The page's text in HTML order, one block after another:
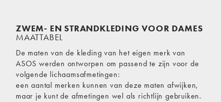
ZWEM- EN STRANDKLEDING VOOR DAMES
MAATTABEL
De maten van de kleding van het eigen merk van
ASOS werden ontworpen om passend te zijn voor de
volgende lichaamsafmetingen:
een aantal merken kunnen van deze maten afwijken,
maar je kunt de afmetingen wel als richtlijn gebruiken.